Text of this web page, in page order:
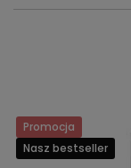
Promocja
Nasz bestseller